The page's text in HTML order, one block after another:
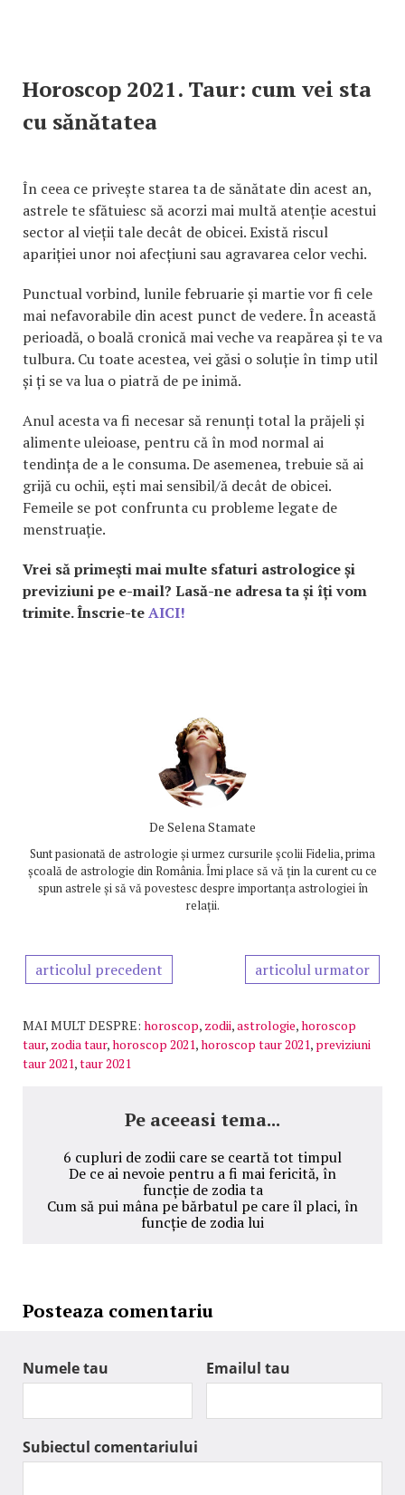
Horoscop 2021. Taur: cum vei sta
cu sănătatea
În ceea ce privește starea ta de sănătate din acest an,
astrele te sfătuiesc să acorzi mai multă atenție acestui
sector al vieții tale decât de obicei. Există riscul
apariției unor noi afecțiuni sau agravarea celor vechi.
Punctual vorbind, lunile februarie și martie vor fi cele
mai nefavorabile din acest punct de vedere. În această
perioadă, o boală cronică mai veche va reapărea și te va
tulbura. Cu toate acestea, vei găsi o soluție în timp util
și ți se va lua o piatră de pe inimă.
Anul acesta va fi necesar să renunți total la prăjeli și
alimente uleioase, pentru că în mod normal ai
tendința de a le consuma. De asemenea, trebuie să ai
grijă cu ochii, ești mai sensibil/ă decât de obicei.
Femeile se pot confrunta cu probleme legate de
menstruație.
Vrei să primești mai multe sfaturi astrologice și
previziuni pe e-mail? Lasă-ne adresa ta și îți vom
trimite. Înscrie-teAICI!
De Selena Stamate
Sunt pasionată de astrologie și urmez cursurile școlii Fidelia, prima
școală de astrologie din România. Îmi place să vă țin la curent cu ce
spun astrele și să vă povestesc despre importanța astrologiei în
relații.
articolul precedent articolul urmator
MAI MULT DESPRE: horoscop, zodii,astrologie,horoscop
taur, zodia taur,horoscop 2021,horoscop taur 2021, previziuni
taur 2021,taur 2021
Pe aceeasi tema...
6 cupluri de zodii care se ceartă tot timpul
De ce ai nevoie pentru a fi mai fericită, în
funcție de zodia ta
Cum să pui mâna pe bărbatul pe care îl placi, în
funcție de zodia lui
Posteaza comentariu
Numele tau Emailul tau
Subiectul comentariului